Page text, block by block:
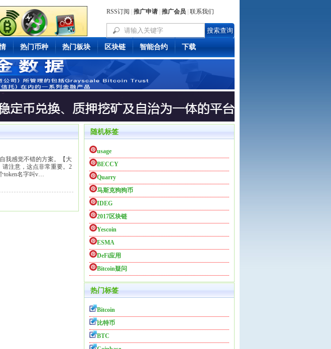
RSS订阅 推广申请 推广会员 联系我们
热门币种 热门板块 区块链 智能合约 下载
我感觉不错的方案。【大
注意，这点非常重要。2
token名字叫v…
随机标签
usage
BECCY
Quarry
马斯克狗狗币
IDEG
2017区块链
Yescoin
ESMA
DeFi应用
Bitcoin疑问
热门标签
Bitcoin
比特币
BTC